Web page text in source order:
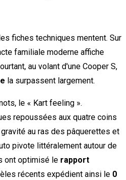
fiches techniques mentent. Sur
familiale moderne affiche
au volant d'une Cooper S,
la surpassent largement.
le « Kart feeling ».
repoussées aux quatre coins
au ras des pâquerettes et
pivote littéralement autour de
ont optimisé le rapport
récents expédient ainsi le 0